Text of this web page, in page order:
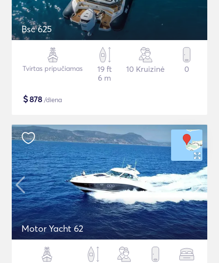
Bsc 625
Tvirtas pripučiamas
19 ft
6 m
10 Kruizinė 0
$878 /diena
Motor Yacht 62